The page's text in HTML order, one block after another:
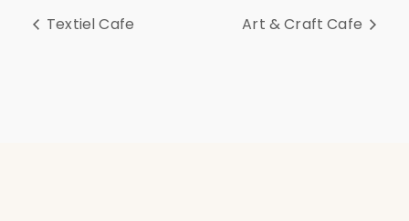
Textiel Cafe Art & Craft Cafe